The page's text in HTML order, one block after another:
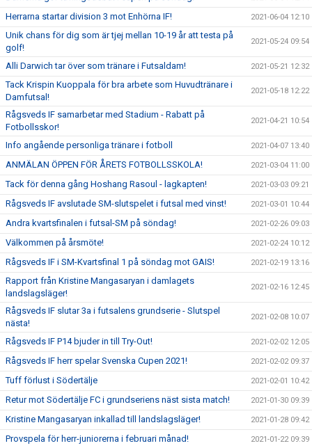
Herrarna startar division 3 mot Enhörna IF! 2021-06-04 12:10
Unik chans för dig som är tjej mellan 10-19 år att testa på
golf!
2021-05-24 09:54
Alli Darwich tar över som tränare i Futsaldam! 2021-05-21 12:32
Tack Krispin Kuoppala för bra arbete som Huvudtränare i
Damfutsal!
2021-05-18 12:22
Rågsveds IF samarbetar med Stadium - Rabatt på
Fotbollsskor!
2021-04-21 10:54
Info angående personliga tränare i fotboll 2021-04-07 13:40
ANMÄLAN ÖPPEN FÖR ÅRETS FOTBOLLSSKOLA! 2021-03-04 11:00
Tack för denna gång Hoshang Rasoul - lagkapten! 2021-03-03 09:21
Rågsveds IF avslutade SM-slutspelet i futsal med vinst! 2021-03-01 10:44
Andra kvartsfinalen i futsal-SM på söndag! 2021-02-26 09:03
Välkommen på årsmöte! 2021-02-24 10:12
Rågsveds IF i SM-Kvartsfinal 1 på söndag mot GAIS! 2021-02-19 13:16
Rapport från Kristine Mangasaryan i damlagets
landslagsläger!
2021-02-16 12:45
Rågsveds IF slutar 3a i futsalens grundserie - Slutspel
nästa!
2021-02-08 10:07
Rågsveds IF P14 bjuder in till Try-Out! 2021-02-02 12:05
Rågsveds IF herr spelar Svenska Cupen 2021! 2021-02-02 09:37
Tuff förlust i Södertälje 2021-02-01 10:42
Retur mot Södertälje FC i grundseriens näst sista match! 2021-01-30 09:39
Kristine Mangasaryan inkallad till landslagsläger! 2021-01-28 09:42
Provspela för herr-juniorerna i februari månad! 2021-01-22 09:39